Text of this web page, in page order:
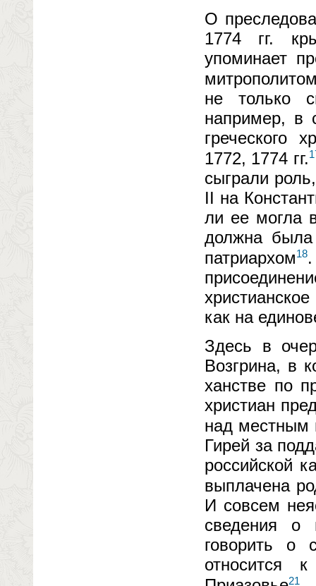
О
1774 гг.
упоминает
не только
например, в
греческого
1772, 1774 гг.
сыграли
II на
ли ее могла
должна была
патриархом18
как на
Здесь в
Возгрина, в
ханстве по
христиан
над местным
Гирей за
российской
выплачена
И совсем
сведения о
говорить о
относится
21